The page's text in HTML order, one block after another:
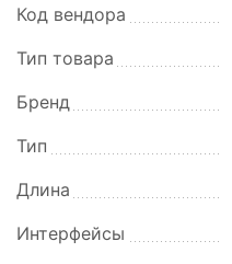
Код вендора
Тип товара
Бренд
Тип
Длина
Интерфейсы